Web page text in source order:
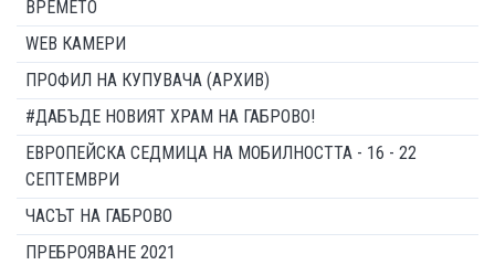
ВРЕМЕТО
WEB КАМЕРИ
ПРОФИЛ НА КУПУВАЧА (АРХИВ)
#ДАБЪДЕ НОВИЯТ ХРАМ НА ГАБРОВО!
ЕВРОПЕЙСКА СЕДМИЦА НА МОБИЛНОСТТА - 16 - 22
СЕПТЕМВРИ
ЧАСЪТ НА ГАБРОВО
ПРЕБРОЯВАНЕ 2021